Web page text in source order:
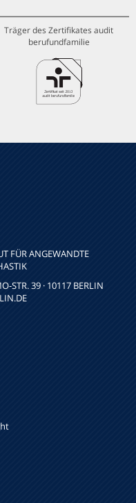
Träger des Zertifikates audit
berufundfamilie
FÜR ANGEWANDTE A
STR. 39 · 10117 BERLIN